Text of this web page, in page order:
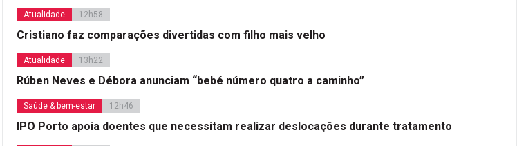
Atualidade 12h58
Cristiano faz comparações divertidas com filho mais velho
Atualidade 13h22
Rúben Neves e Débora anunciam “bebé número quatro a caminho”
Saúde & bem-estar 12h46
IPO Porto apoia doentes que necessitam realizar deslocações durante tratamento